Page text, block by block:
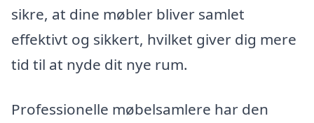
sikre, at dine møbler bliver samlet
effektivt og sikkert, hvilket giver dig mere
tid til at nyde dit nye rum.
Professionelle møbelsamlere har den